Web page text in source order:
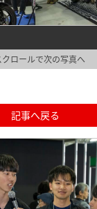
クロールで次の写真へ
記事へ戻る